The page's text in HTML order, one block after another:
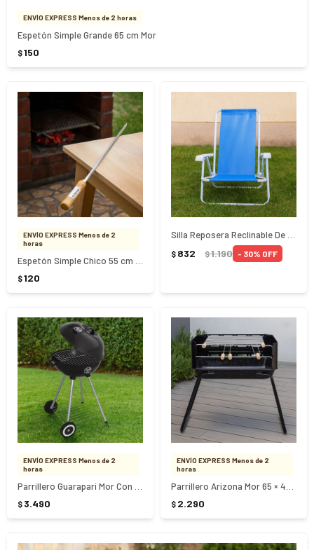
ENVÍO EXPRESS Menos de 2 horas
Espetón Simple Grande 65 cm Mor
$150
ENVÍO EXPRESS Menos de 2
horas
$120
$ 832 $1.190 30
ENVÍO EXPRESS Menos de 2
horas
$ 3.490
ENVÍO EXPRESS Menos de 2
horas
$ 2.290